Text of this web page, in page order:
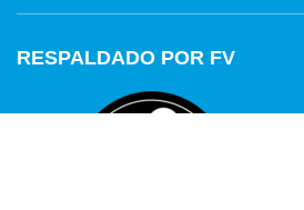
RESPALDADO POR FV